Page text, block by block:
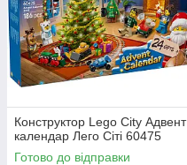
Конструктор Lego City Адвент
календар Лего Сіті 60475
Готово до відправки